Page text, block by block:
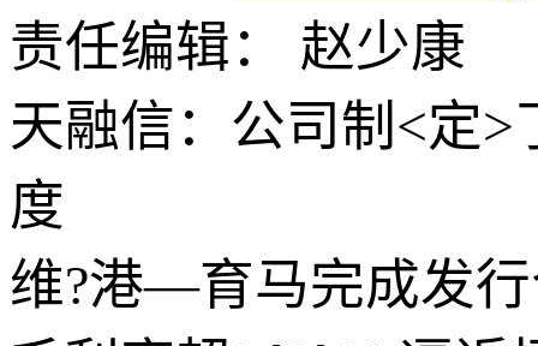
责任编辑： 赵少康
天融信：公司制<定
度
维?港—育马完成发